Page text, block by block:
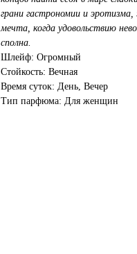
грани гастрономии и
мечта, когда удовольствию
сполна.
Шлейф: Огромный
Стойкость: Вечная
Время суток: День, Вечер
Тип парфюма: Для женщин